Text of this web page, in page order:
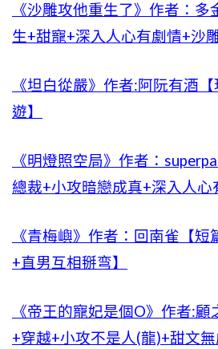
《沙雕攻他重生了》作者：
生+甜寵+深入人心有劇情+沙雕
《坦白從嚴》作者:阿阮有酒
遊】
《明燈照空局》作者：
總裁+小攻暗戀成真+深入人心
《青梅嶼》作者：回南雀【
+直男互相掰弯】
《帝王的寵妃是個O》作者:
+穿越+小攻不是人(龍)+甜文無